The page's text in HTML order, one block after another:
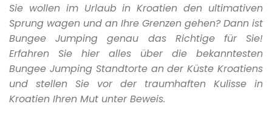
Sie wollen im Urlaub in Kroatien den ultimativen
Sprung wagen und an Ihre Grenzen gehen? Dann ist
Bungee Jumping genau das Richtige für Sie!
Erfahren Sie hier alles über die bekanntesten
Bungee Jumping Standtorte an der Küste Kroatiens
und stellen Sie vor der traumhaften Kulisse in
Kroatien Ihren Mut unter Beweis.